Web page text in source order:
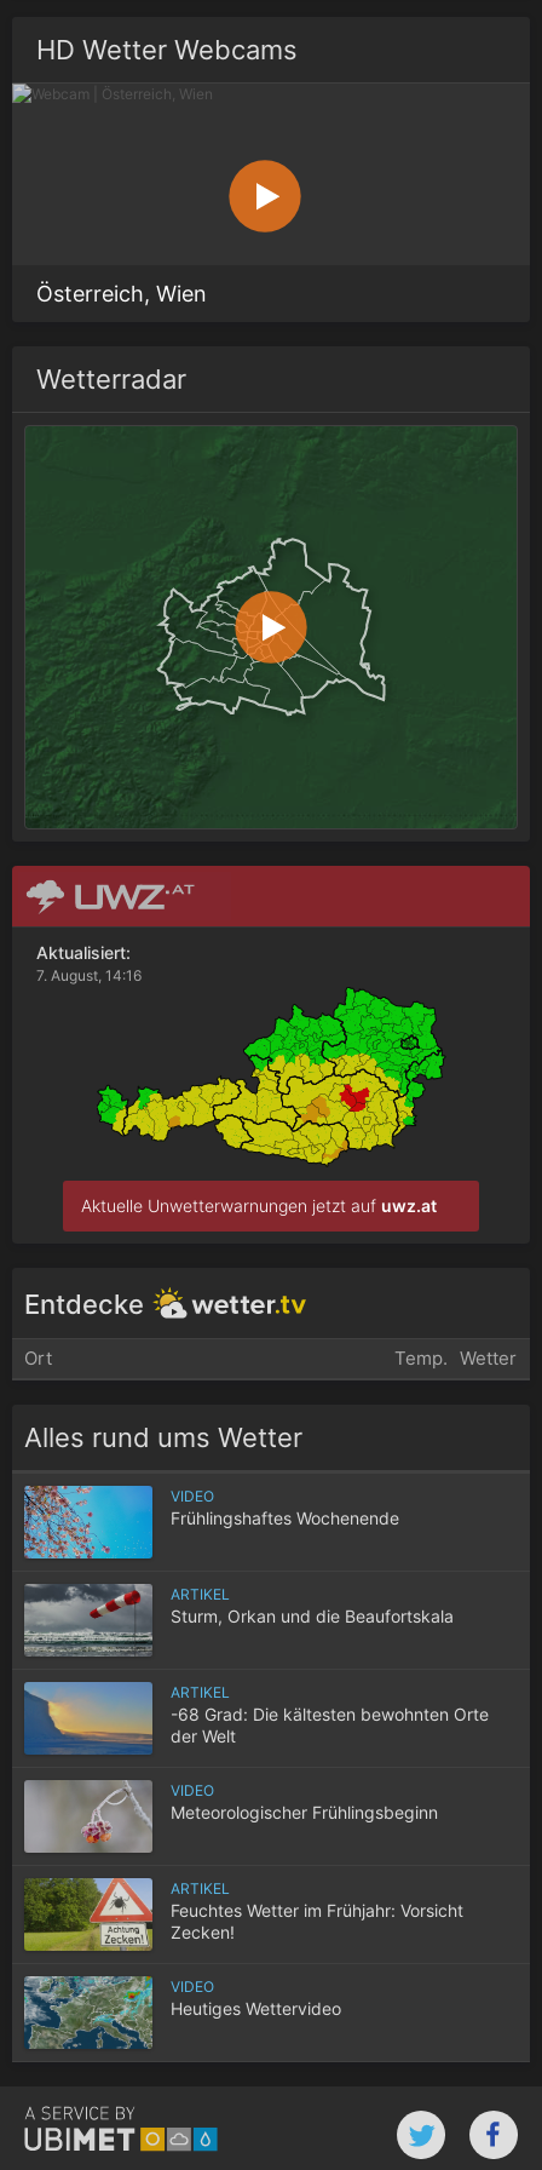
HD Wetter Webcams
Österreich, Wien
Wetterradar
Aktualisiert:
7. August, 14:16
Aktuelle Unwetterwarnungen jetzt auf uwz.at
Entdecke
Ort Temp. Wetter
Alles rund ums Wetter
VIDEO
Frühlingshaftes Wochenende
ARTIKEL
Sturm, Orkan und die Beaufortskala
ARTIKEL
-68 Grad: Die kältesten bewohnten Orte
der Welt
VIDEO
Meteorologischer Frühlingsbeginn
ARTIKEL
Feuchtes Wetter im Frühjahr: Vorsicht
Zecken!
VIDEO
Heutiges Wettervideo